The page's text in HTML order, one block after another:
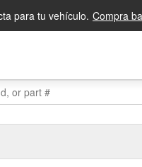
para tu vehículo. Compra